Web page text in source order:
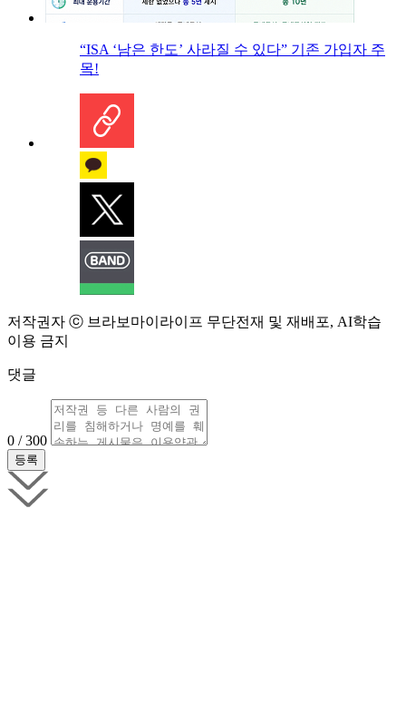
“ISA ‘남은 한도’ 사라질 수 있다” 기존 가입자 주
목!
저작권자 ⓒ 브라보마이라이프 무단전재 및 재배포, AI학습
이용 금지
댓글
0 / 300